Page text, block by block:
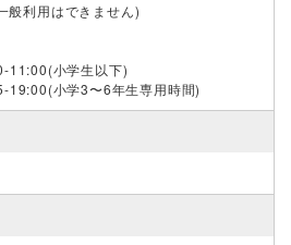
般利用はできません)
11:00(小学生以下)
19:00(小学3〜6年生専用時間)